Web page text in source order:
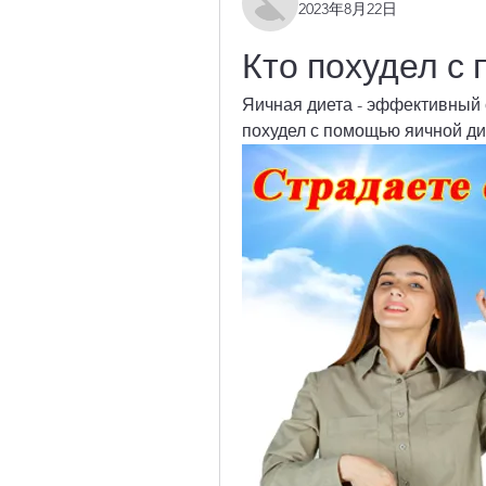
2023年8月22日
Кто похудел
Яичная диета - эффективный
похудел с помощью яичной